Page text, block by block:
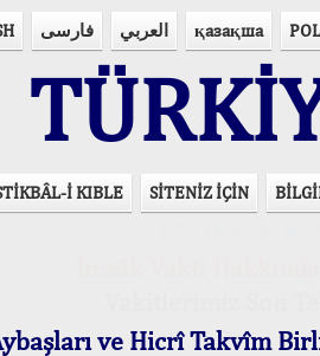
فارسی العربي қазақша
İ KIBLE SİTENİZ İÇİN
ve Hicrî Takvîm